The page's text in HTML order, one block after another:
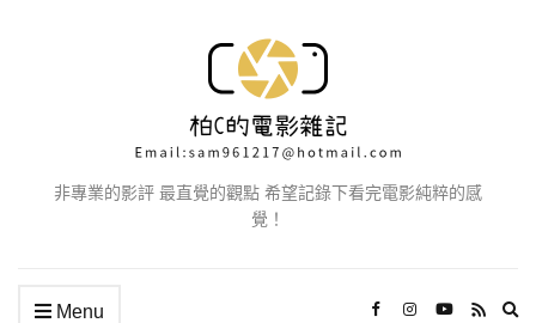
非專業的影評 最直覺的觀點 希望記錄下看完電影純粹的感
覺！
Menu